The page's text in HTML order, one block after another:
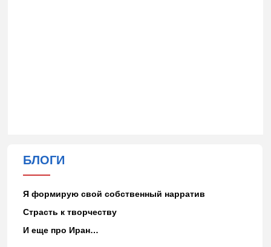
БЛОГИ
Я формирую свой собственный нарратив
Страсть к творчеству
И еще про Иран…